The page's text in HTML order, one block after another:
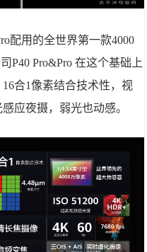
用的全世界第一款4000
P40 Pro&Pro 在这个基础上
合1像素结合技术性，视
应夜摄，弱光也动感。